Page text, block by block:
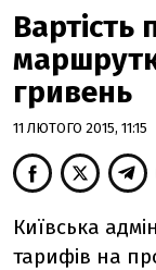
Вартість
гривень
11 ЛЮТОГО 2015, 11:15
Київська
тарифів на